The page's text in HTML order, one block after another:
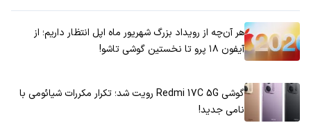
هر آن‌چه از رویداد بزرگ شهریور ماه اپل انتظار داریم؛ از
آیفون ۱۸ پرو تا نخستین گوشی تاشو!
گوشی Redmi 17C 5G رویت شد؛ تکرار مکررات شیائومی با
نامی جدید!